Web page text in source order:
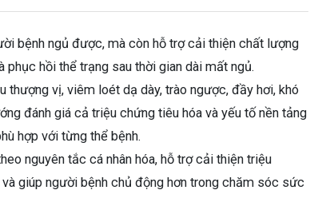
bệnh ngủ được, mà còn hỗ trợ cải thiện chất lượng
phục hồi thể trạng sau thời gian dài mất ngủ.
thượng vị, viêm loét dạ dày, trào ngược, đầy hơi, khó
đánh giá cả triệu chứng tiêu hóa và yếu tố nền tảng
hợp với từng thể bệnh.
nguyên tắc cá nhân hóa, hỗ trợ cải thiện triệu
giúp người bệnh chủ động hơn trong chăm sóc sức